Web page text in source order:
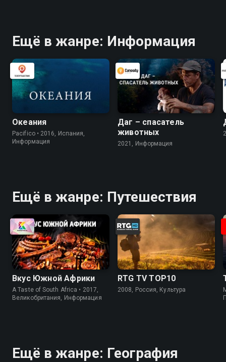
Ещё в жанре: Информация
Океания
Pacifico • 2016, Испания,
Информация
Даг – спасатель
животных
2021, Информация
Ещё в жанре: Путешествия
Вкус Южной Африки
A Taste of South Africa • 2017,
Великобритания, Информация
RTG TV TOP10
2008, Россия, Культура
Ещё в жанре: География